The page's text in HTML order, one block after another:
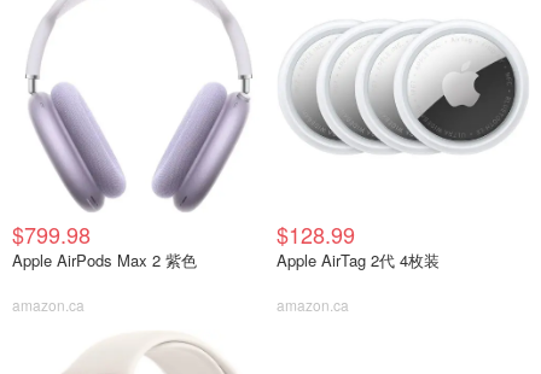
$799.98
Apple AirPods Max 2 紫色
amazon.ca
$128.99
Apple AirTag 2代 4枚装
amazon.ca